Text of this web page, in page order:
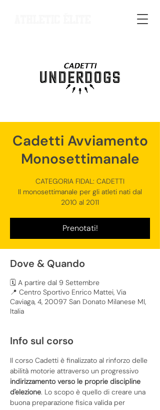
Cadetti Avviamento
Monosettimanale
CATEGORIA FIDAL: CADETTI
Il monosettimanale per gli atleti nati dal
2010 al 2011
Prenotati!
Dove & Quando
🗓️ A partire dal 9 Settembre
📍 Centro Sportivo Enrico Mattei, Via
Caviaga, 4, 20097 San Donato Milanese MI,
Italia
Info sul corso
Il corso Cadetti è finalizzato al rinforzo delle
abilità motorie attraverso un progressivo
indirizzamento verso le proprie discipline
d'elezione. Lo scopo è quello di creare una
buona preparazione fisica valida per